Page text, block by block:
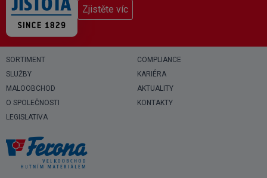
Zjistěte víc
SORTIMENT
SLUŽBY
MALOOBCHOD
O SPOLEČNOSTI
LEGISLATIVA
COMPLIANCE
KARIÉRA
AKTUALITY
KONTAKTY